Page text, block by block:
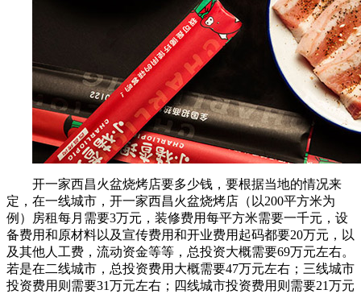
开一家西昌火盆烧烤店要多少钱，要根据当地的情况来
定，在一线城市，开一家西昌火盆烧烤店（以200平方米为
例）房租每月需要3万元，装修费用每平方米需要一千元，设
备费用和原材料以及宣传费用和开业费用起码都要20万元，以
及其他人工费，流动资金等等，总投资大概需要69万元左右。
若是在二线城市，总投资费用大概需要47万元左右；三线城市
投资费用则需要31万元左右；四线城市投资费用则需要21万元